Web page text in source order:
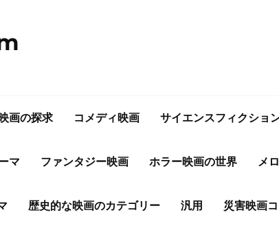
画の探求 コメディ映画 サイエンスフィクショ
マ ファンタジー映画 ホラー映画の世界 メ
歴史的な映画のカテゴリー 汎用 災害映画